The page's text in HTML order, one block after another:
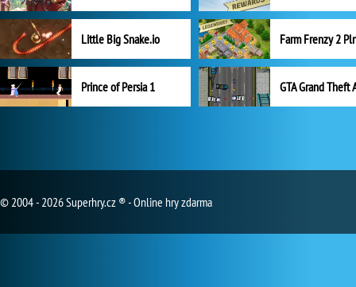
Little Big Snake.io
Prince of Persia 1 GTA Grand Theft
© 2004 - 2026 Superhry.cz ® - Online hry zdarma